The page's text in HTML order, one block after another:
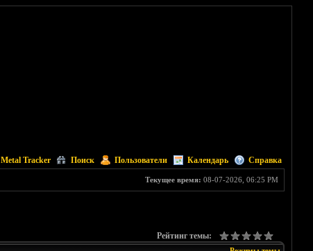
Metal Tracker Поиск Пользователи Календарь Справка
Текущее время: 08-07-2026, 06:25 PM
Рейтинг темы: